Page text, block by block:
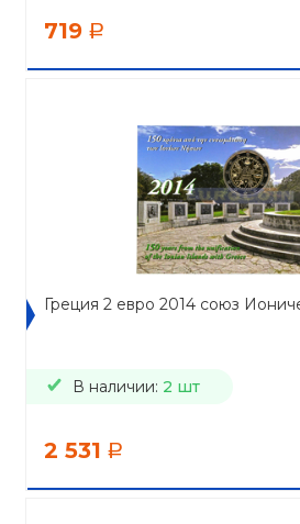
719 a
Греция 2 евро 2014 союз
В наличии: 2 шт
2 531 a